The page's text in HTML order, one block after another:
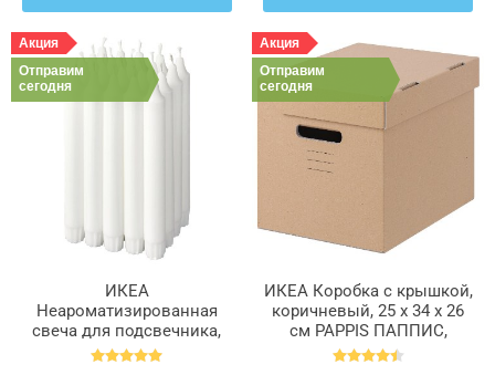
Акция
Отправим
сегодня
ИКЕА
Неароматизированная
свеча для подсвечника,
белый, 19 см 6 часов
Акция
Отправим
сегодня
ИКЕА Коробка с крышкой,
коричневый, 25 x 34 x 26
см PAPPIS ПАППИС,
001.004.67